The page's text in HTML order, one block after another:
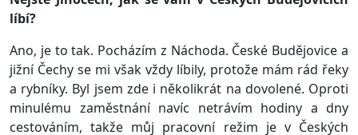
líbí?
Ano, je to tak. Pocházím z Náchoda. České Budějovice a
jižní Čechy se mi však vždy líbily, protože mám rád řeky
a rybníky. Byl jsem zde i několikrát na dovolené. Oproti
minulému zaměstnání navíc netrávím hodiny a dny
cestováním, takže můj pracovní režim je v Českých